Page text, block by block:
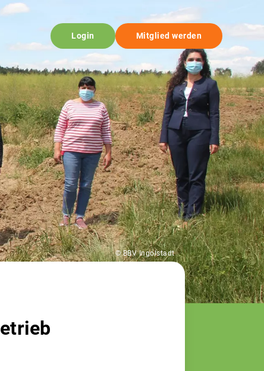
Login Mitglied werden
© BBV Ingolstadt